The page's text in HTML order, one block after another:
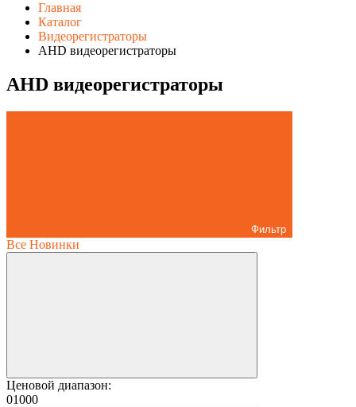
Главная
Каталог
Видеорегистраторы
AHD видеорегистраторы
AHD видеорегистраторы
Фильтр
Все Новинки
Ценовой диапазон:
01000